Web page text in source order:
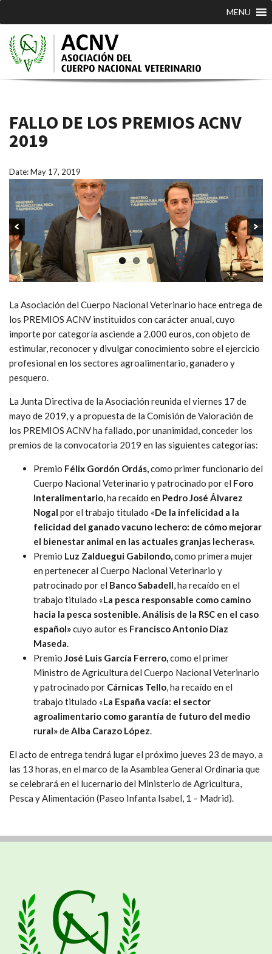
MENU
FALLO DE LOS PREMIOS ACNV
2019
Date: May 17, 2019
La Asociación del Cuerpo Nacional Veterinario hace entrega de
los PREMIOS ACNV instituidos con carácter anual, cuyo
importe por categoría asciende a 2.000 euros, con objeto de
estimular, reconocer y divulgar conocimiento sobre el ejercicio
profesional en los sectores agroalimentario, ganadero y
pesquero.
La Junta Directiva de la Asociación reunida el viernes 17 de
mayo de 2019, y a propuesta de la Comisión de Valoración de
los PREMIOS ACNV ha fallado, por unanimidad, conceder los
premios de la convocatoria 2019 en las siguientes categorías:
Premio Félix Gordón Ordás,como primer funcionario del
Cuerpo Nacional Veterinario y patrocinado por el Foro
Interalimentario, ha recaído en Pedro José Álvarez
Nogal por el trabajo titulado «De la infelicidad a la
felicidad del ganado vacuno lechero: de cómo mejorar
el bienestar animal en las actuales granjas lecheras».
Premio Luz Zalduegui Gabilondo,como primera mujer
en pertenecer al Cuerpo Nacional Veterinario y
patrocinado por el Banco Sabadell, ha recaído en el
trabajo titulado «La pesca responsable como camino
hacia la pesca sostenible. Análisis de la RSC en el caso
español»cuyo autor es Francisco Antonio Díaz
Maseda.
Premio José Luis García Ferrero,como el primer
Ministro de Agricultura del Cuerpo Nacional Veterinario
y patrocinado por Cárnicas Tello, ha recaído en el
trabajo titulado «La España vacía: el sector
agroalimentario como garantía de futuro del medio
rural»deAlba Carazo López.
El acto de entrega tendrá lugar el próximo jueves 23 de mayo, a
las 13 horas, en el marco de la Asamblea General Ordinaria que
se celebrará en el lucernario del Ministerio de Agricultura,
Pesca y Alimentación (Paseo Infanta Isabel, 1 – Madrid).